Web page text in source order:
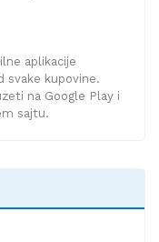
aplikacije
svake kupovine.
na Google Play i
sajtu.